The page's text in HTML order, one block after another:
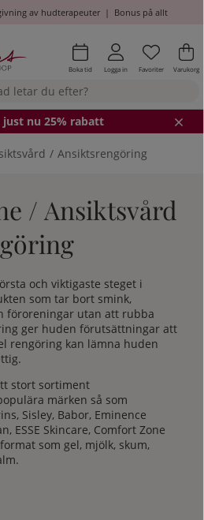
av hudterapeuter| Bonus på allt
Boka tid Logga in Antal i
.
Favoriter .
Varukorg
just nu 25% rabatt
Ansiktsrengöring
/ Ansiktsvård
och viktigaste steget i
som tar bort smink,
föroreningar utan att rubba
ger huden förutsättningar att
rengöring kan lämna huden
stort sortiment
märken så som
Sisley, Babor, Eminence
ESSE Skincare, Comfort Zone
som gel, mjölk, skum,
din hudtyp? Kontakta oss på